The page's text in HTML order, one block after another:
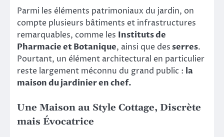
Parmi les éléments patrimoniaux du jardin, on
compte plusieurs bâtiments et infrastructures
remarquables, comme les Instituts de
Pharmacie et Botanique, ainsi que desserres.
Pourtant, un élément architectural en particulier
reste largement méconnu du grand public : la
maison du jardinier en chef.
Une Maison au Style Cottage, Discrète
mais Évocatrice